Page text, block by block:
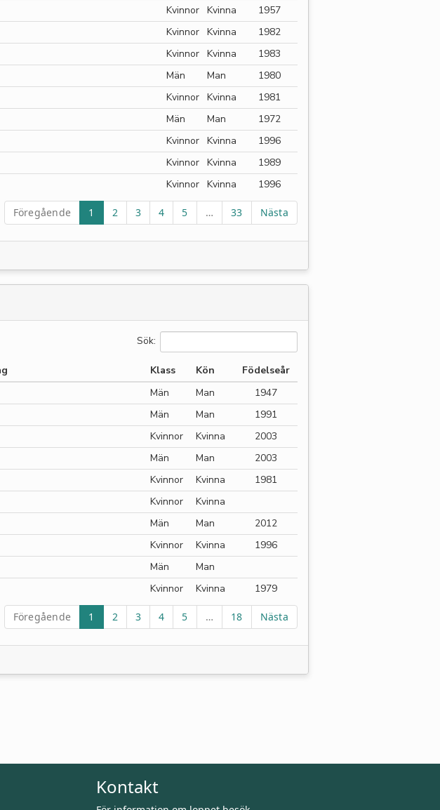
Kvinnor Kvinna
1957
Kvinnor Kvinna
1982
Kvinnor Kvinna
1983
Män Man
1980
Kvinnor Kvinna
1981
Män Man
1972
Kvinnor Kvinna
1996
Kvinnor Kvinna
1989
Kvinnor Kvinna 1996
Föregående 1 2 3 4 5 … 33 Nästa
Sök:
Klass Kön
Födelseår
Män Man
1947
Män Man
1991
Kvinnor Kvinna
2003
Män Man
2003
Kvinnor Kvinna
1981
Kvinnor
Kvinna
Män Man
2012
Kvinnor Kvinna
1996
Män
Man
Kvinnor Kvinna 1979
Föregående 1 2 3 4 5 … 18 Nästa
Kontakt